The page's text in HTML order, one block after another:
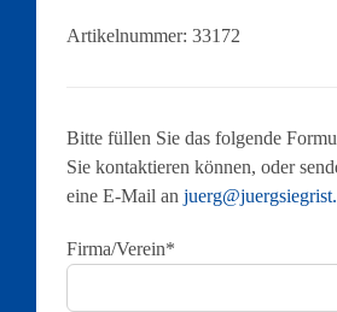
Artikelnummer: 33172
Bitte füllen Sie das folgende
Sie kontaktieren können, oder
eine E-Mail an
Firma/Verein*